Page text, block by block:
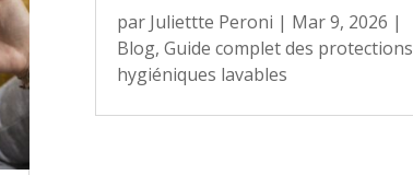
par Juliettte Peroni | Mar 9, 2026 |
Blog, Guide complet des protections
hygiéniques lavables